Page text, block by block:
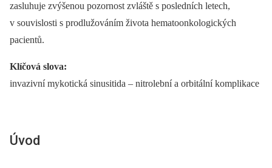
zasluhuje zvýšenou pozornost zvláště s posledních letech,
v souvislosti s prodlužováním života hematoonkologických
pacientů.
Klíčová slova:
invazivní mykotická sinusitida –⁠ nitrolební a orbitální komplikace
Úvod